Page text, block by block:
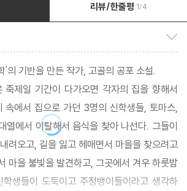
리뷰/한줄평 1/4
'의 기반을 만든 작가, 고골의 공포 소설.
축제일 기간이 다가오면 각자의 집을 향해서
속에서 집으로 가던 3명의 신학생들, 토마스,
열에서 이탈해서 음식을 찾아 나선다. 그들이
려오고, 길을 잃고 헤매면서 마을을 찾으려고
마을 불빛을 발견하고, 그곳에서 겨우 하룻밤
생들이 도둑이고 주정뱅이들이라고 생각하